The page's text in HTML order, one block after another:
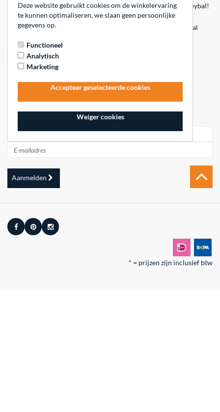
Beachvolleybalwinkel is dé shop op het gebied van beachvolleybal!
Op beachvolleybalwinkel.nl vind je beachvolleyballen,
beachvolleynetten, beachsokken en vele andere beachvolleybal
Aangesloten bij
Aanmelden
* = prijzen zijn inclusief btw
Deze website gebruikt cookies om de winkelervaring
te kunnen optimaliseren, we slaan geen persoonlijke
gegevens op.
Functioneel
Analytisch
Marketing
Accepteer geselecteerde cookies
Weiger cookies